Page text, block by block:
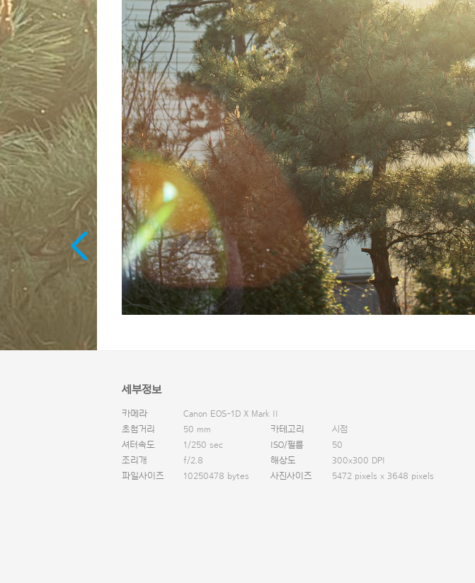
세부정보
카메라
Canon EOS-1D X Mark II
초첨거리
50 mm 카테고리
시점
셔터속도
1/250 sec ISO/필름
50
조리개
f/2.8 해상도
300x300 DPI
파일사이즈
10250478 bytes 사진사이즈 5472 pixels x 3648 pixels